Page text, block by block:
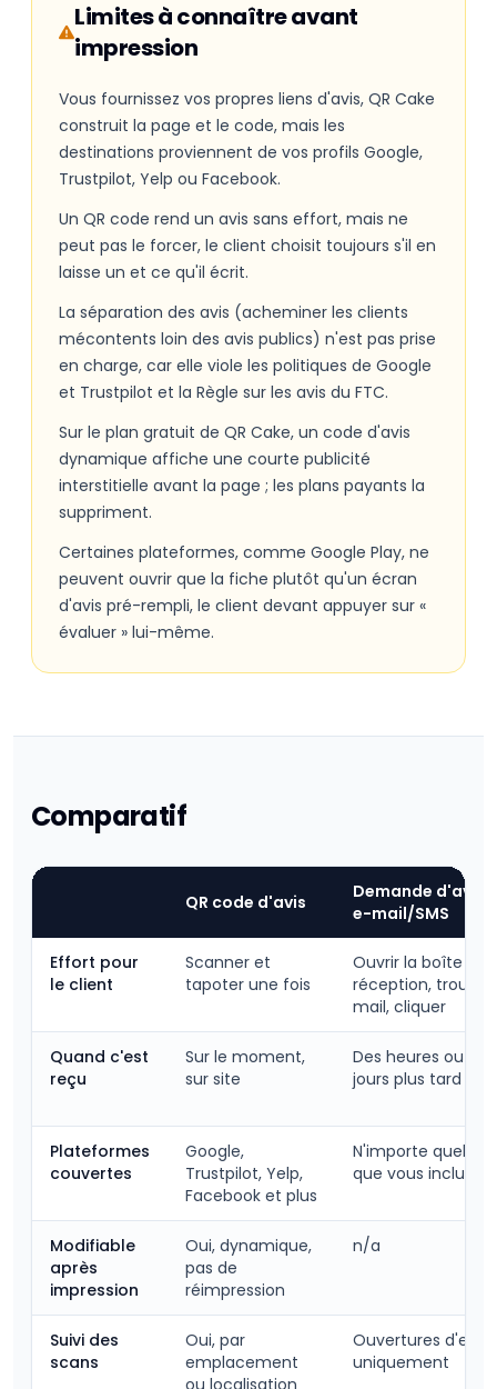
Limites à connaître avant
impression
Vous fournissez vos propres liens d'avis, QR Cake
construit la page et le code, mais les
destinations proviennent de vos profils Google,
Trustpilot, Yelp ou Facebook.
Un QR code rend un avis sans effort, mais ne
peut pas le forcer, le client choisit toujours s'il en
laisse un et ce qu'il écrit.
La séparation des avis (acheminer les clients
mécontents loin des avis publics) n'est pas prise
en charge, car elle viole les politiques de Google
et Trustpilot et la Règle sur les avis du FTC.
Sur le plan gratuit de QR Cake, un code d'avis
dynamique affiche une courte publicité
interstitielle avant la page ; les plans payants la
suppriment.
Certaines plateformes, comme Google Play, ne
peuvent ouvrir que la fiche plutôt qu'un écran
d'avis pré-rempli, le client devant appuyer sur «
évaluer » lui-même.
Comparatif
QR code d'avis
Demande d'avis
e-mail/SMS
Effort pour
le client
Scanner et
tapoter une fois
Ouvrir la boîte de
réception,
mail, cliquer
Quand c'est
reçu
Sur le moment,
sur site
Des heures ou des
jours plus tard
Plateformes
couvertes
Google,
Trustpilot, Yelp,
Facebook et plus
N'importe quel lien
que vous incluez
Modifiable
après
impression
Oui, dynamique,
pas de
réimpression
n/a
Suivi des
scans
Oui, par
emplacement
ou localisation
Ouvertures d'e-
uniquement